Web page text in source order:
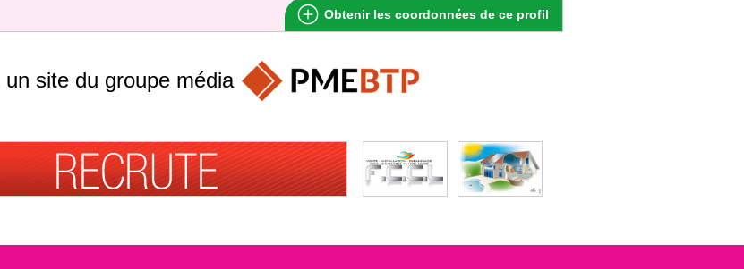
Obtenir les coordonnées de ce profil
un site du groupe média